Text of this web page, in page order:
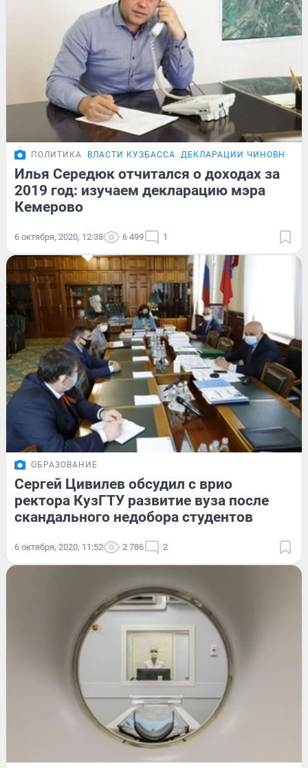
ПОЛИТИКА ВЛАСТИ КУЗБАССА ДЕКЛАРАЦИИ
Илья Середюк отчитался о доходах за
2019 год: изучаем декларацию мэра
Кемерово
6 октября, 2020, 12:38 6 499 1
ОБРАЗОВАНИЕ
Сергей Цивилев обсудил с врио
ректора КузГТУ развитие вуза после
скандального недобора студентов
6 октября, 2020, 11:52 2 786 2